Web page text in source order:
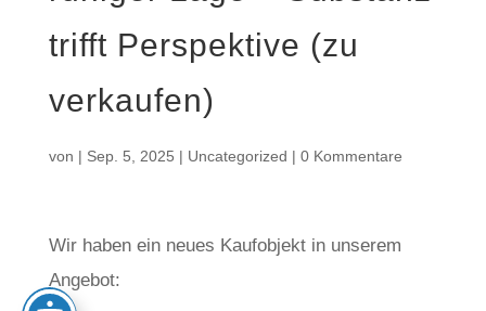
trifft Perspektive (zu
verkaufen)
von | Sep. 5, 2025 | Uncategorized | 0 Kommentare
Wir haben ein neues Kaufobjekt in unserem
Angebot: